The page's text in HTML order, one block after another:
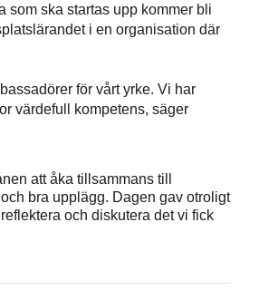
som ska startas upp kommer bli
i en organisation där
för vårt yrke. Vi har
värdefull kompetens, säger
att åka tillsammans till
bra upplägg. Dagen gav otroligt
och diskutera det vi fick